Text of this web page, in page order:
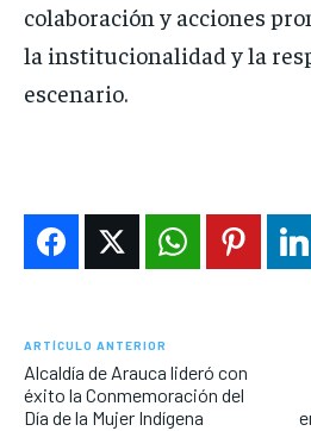
colaboración y acciones
la institucionalidad y la
escenario.
ARTÍCULO ANTERIOR
Alcaldía de Arauca lideró con
éxito la Conmemoración del
Día de la Mujer Indígena